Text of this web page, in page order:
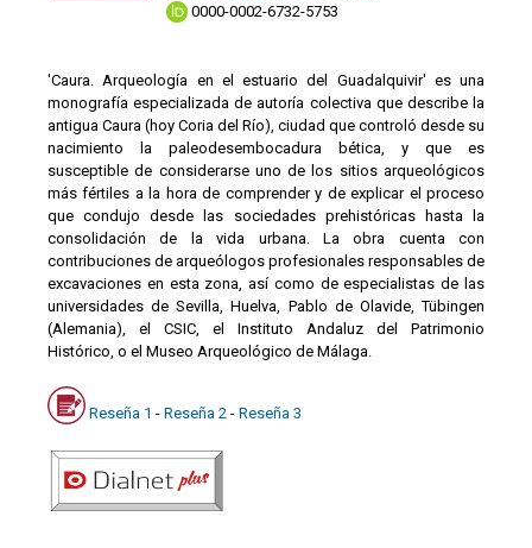
0000-0002-6732-5753
'Caura. Arqueología en el estuario del Guadalquivir' es una
monografía especializada de autoría colectiva que describe la
antigua Caura (hoy Coria del Río), ciudad que controló desde su
nacimiento la paleodesembocadura bética, y que es
susceptible de considerarse uno de los sitios arqueológicos
más fértiles a la hora de comprender y de explicar el proceso
que condujo desde las sociedades prehistóricas hasta la
consolidación de la vida urbana. La obra cuenta con
contribuciones de arqueólogos profesionales responsables de
excavaciones en esta zona, así como de especialistas de las
universidades de Sevilla, Huelva, Pablo de Olavide, Tübingen
(Alemania), el CSIC, el Instituto Andaluz del Patrimonio
Histórico, o el Museo Arqueológico de Málaga.
Reseña 1 - Reseña 2 - Reseña 3